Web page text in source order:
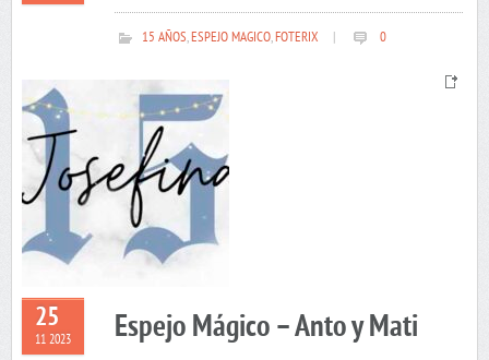
15 AÑOS,ESPEJO MAGICO,FOTERIX 0
25
11 2023 Espejo Mágico – Anto y Mati